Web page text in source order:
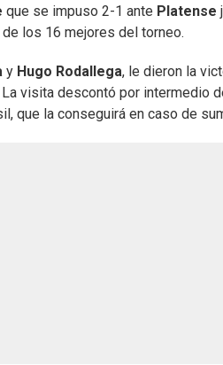
que se impuso 2-1 ante Platense
los 16 mejores del torneo.
y Hugo Rodallega, le dieron la
La visita descontó por intermedio
que la conseguirá en caso de